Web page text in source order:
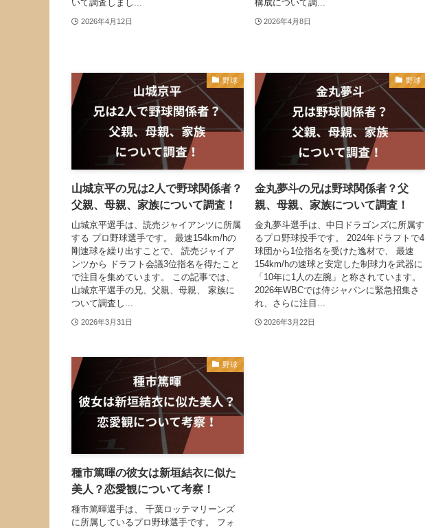
いて調査しまし...
2026年4月12日
構成について調...
2026年4月8日
野球
山城京平の兄は2人で野球関係者？
父親、母親、家族について調査！
山城京平選手は、読売ジャイアンツに所属
する プロ野球選手です。 最速154km/hの
剛速球を繰り出すことで、 読売ジャイア
ンツから ドラフト会議3位指名を得たこと
で注目を集めています。 この記事では、
山城京平選手の兄、父親、母親、 家族に
ついて調査し...
2026年3月31日
野球
金丸夢斗の兄は野球関係者？父
親、母親、家族について調査！
金丸夢斗選手は、中日ドラゴンズに所属す
るプロ野球投手です。 2024年ドラフトで4
球団から1位指名を受けた逸材で、 最速
154km/hの速球と安定した制球力を武器に
「10年に1人の左腕」と称されています。
2026年WBCでは侍ジャパンに緊急招集さ
れ、さらに注目...
2026年3月22日
野球
種市篤暉の彼女は新垣結衣に似た
美人？恋愛観について考察！
種市篤暉選手は、 千葉ロッテマリーンズ
に所属しているプロ野球選手です。 フォ